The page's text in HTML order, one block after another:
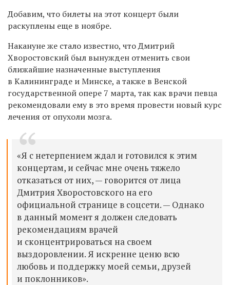
Добавим, что билеты на этот концерт были
раскуплены еще в ноябре.
Накануне же стало известно, что Дмитрий
Хворостовский был вынужден отменить свои
ближайшие назначенные выступления
в Калининграде и Минске, а также в Венской
государственной опере 7 марта, так как врачи певца
рекомендовали ему в это время провести новый курс
лечения от опухоли мозга.
«Я с нетерпением ждал и готовился к этим
концертам, и сейчас мне очень тяжело
отказаться от них, — говорится от лица
Дмитрия Хворостовского на его
официальной странице в соцсети. — Однако
в данный момент я должен следовать
рекомендациям врачей
и сконцентрироваться на своем
выздоровлении. Я искренне ценю всю
любовь и поддержку моей семьи, друзей
и поклонников».